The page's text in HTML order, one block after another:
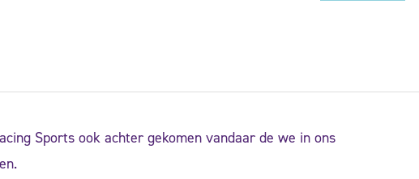
Sports ook achter gekomen vandaar de we in ons